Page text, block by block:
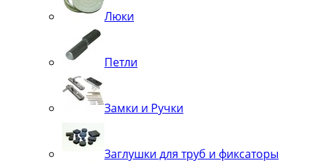
Люки
Петли
Замки и Ручки
Заглушки для труб и фиксаторы